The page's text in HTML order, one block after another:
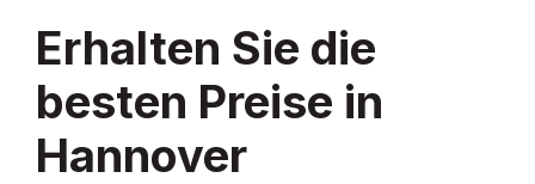
Erhalten Sie die
besten Preise in
Hannover